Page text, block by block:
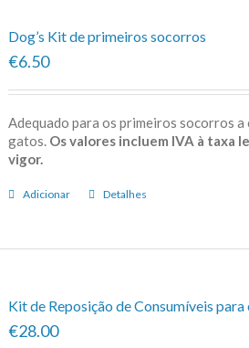
Dog’s Kit de primeiros socorros
€6.50
Adequado para os primeiros socorros a
gatos. Os valores incluem IVA à taxa
vigor.
Adicionar Detalhes
Kit de Reposição de Consumíveis para
€28.00